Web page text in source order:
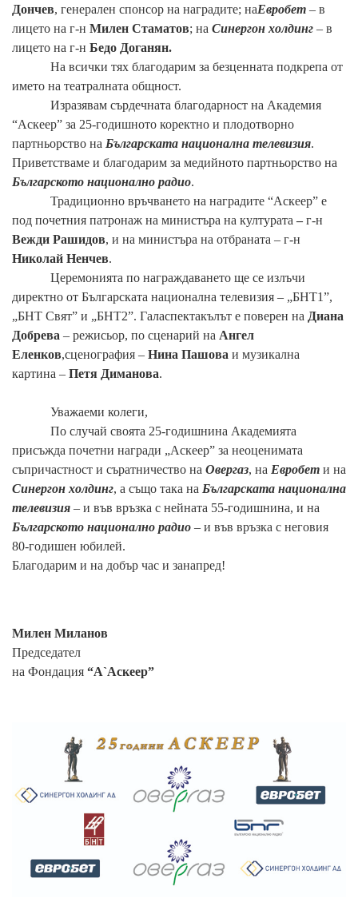
Дончев, генерален спонсор на наградите; наЕвробет – в
лицето на г-н Милен Стаматов; на Синергон холдинг – в
лицето на г-н Бедо Доганян.
На всички тях благодарим за безценната подкрепа от
името на театралната общност.
Изразявам сърдечната благодарност на Академия
“Аскеер” за 25-годишното коректно и плодотворно
партньорство на Българската национална телевизия.
Приветстваме и благодарим за медийното партньорство на
Българското национално радио.
Традиционно връчването на наградите “Аскеер” е
под почетния патронаж на министъра на културата – г-н
Вежди Рашидов, и на министъра на отбраната – г-н
Николай Ненчев.
Церемонията по награждаването ще се излъчи
директно от Българската национална телевизия – „БНТ1”,
„БНТ Свят” и „БНТ2”. Галаспектакълът е поверен на Диана
Добрева – режисьор, по сценарий на Ангел
Еленков,сценография – Нина Пашова и музикална
картина – Петя Диманова.
Уважаеми колеги,
По случай своята 25-годишнина Академията
присъжда почетни награди „Аскеер” за неоценимата
съпричастност и съратничество на Овергаз, на Евробет и на
Синергон холдинг, а също така на Българската национална
телевизия – и във връзка с нейната 55-годишнина, и на
Българското национално радио – и във връзка с неговия
80-годишен юбилей.
Благодарим и на добър час и занапред!
Милен Миланов
Председател
на Фондация “А`Аскеер”